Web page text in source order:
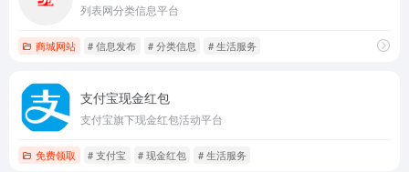
列表网分类信息平台
商城网站 # 信息发布 # 分类信息 # 生活服务
支付宝现金红包
支付宝旗下现金红包活动平台
免费领取 # 支付宝 # 现金红包 # 生活服务